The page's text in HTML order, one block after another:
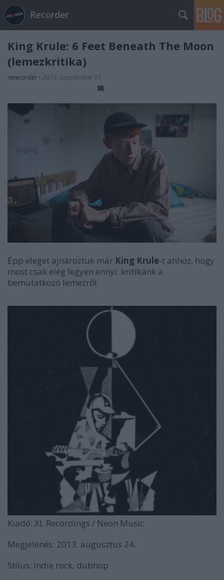
Recorder
King Krule: 6 Feet Beneath The Moon
(lemezkritika)
rerecorder • 2013. szeptember 11.
Épp eleget ajnároztuk már King Krule-t ahhoz, hogy
most csak elég legyen ennyi: kritikánk a
bemutatkozó lemezről.
Kiadó: XL Recordings / Neon Music
Megjelenés: 2013. augusztus 24.
Stílus: indie rock, dubhop